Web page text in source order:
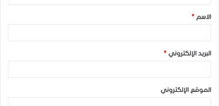
ق
*الاسم *
البريد الإلكتروني *
الموقع الإلكتروني